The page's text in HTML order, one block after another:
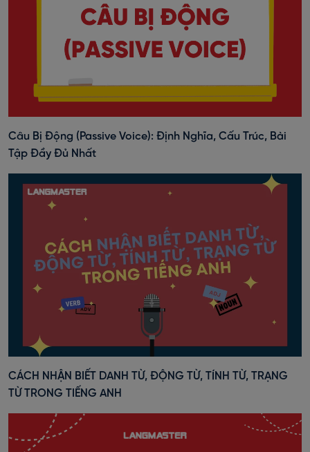
Câu Bị Động (Passive Voice): Định Nghĩa, Cấu Trúc, Bài
Tập Đầy Đủ Nhất
CÁCH NHẬN BIẾT DANH TỪ, ĐỘNG TỪ, TÍNH TỪ, TRẠNG
TỪ TRONG TIẾNG ANH